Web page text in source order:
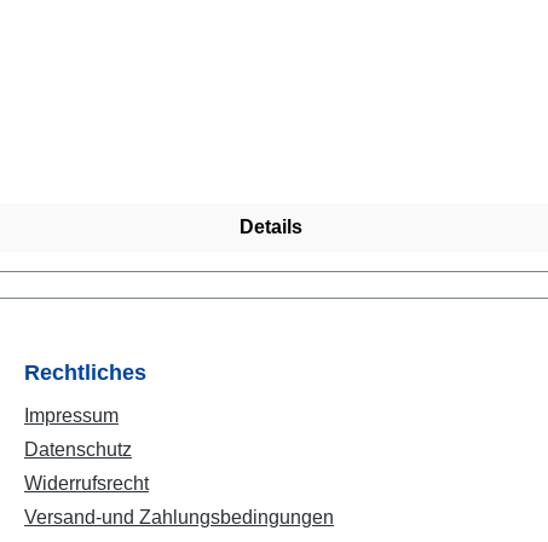
wir die Angabe des kleinsten Umfangs vom
Details
Rechtliches
Impressum
Datenschutz
Widerrufsrecht
Versand-und Zahlungsbedingungen